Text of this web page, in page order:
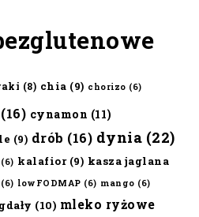
(8) chia (9) chorizo (6)
(16) cynamon (11)
(9) drób (16) dynia (22)
(6) kalafior(9) kasza jaglana
(6) lowFODMAP (6) mango (6)
(10) mleko ryżowe